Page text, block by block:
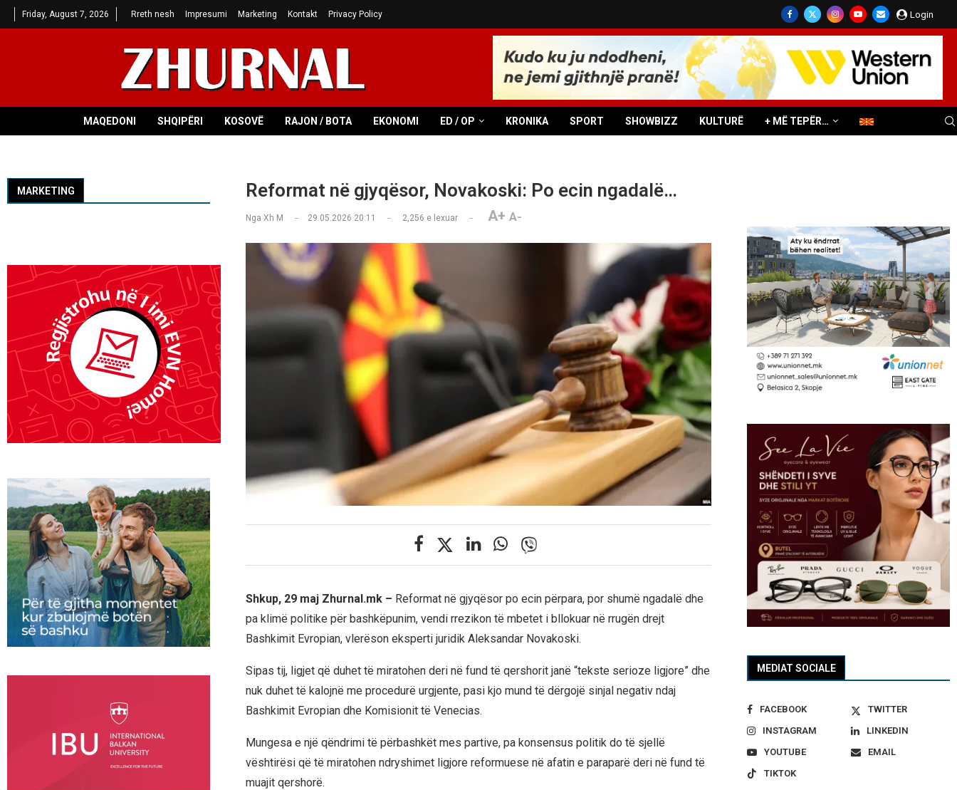
Friday, August 7, 2026 Rreth nesh Impresumi Marketing Kontakt Privacy Policy Login
MAQEDONI SHQIPËRI KOSOVË RAJON / BOTA EKONOMI ED / OP KRONIKA SPORT SHOWBIZZ KULTURË + MË TEPËR…
Reformat në gjyqësor, Novakoski: Po ecin ngadalë…
Nga Xh M 29.05.2026 20:11 2,256 e lexuar A+ A-
Shkup, 29 maj Zhurnal.mk – Reformat në gjyqësor po ecin përpara, por shumë ngadalë dhe
pa klimë politike për bashkëpunim, vendi rrezikon të mbetet i bllokuar në rrugën drejt
Bashkimit Evropian, vlerëson eksperti juridik Aleksandar Novakoski.
Sipas tij, ligjet që duhet të miratohen deri në fund të qershorit janë “tekste serioze ligjore” dhe
nuk duhet të kalojnë me procedurë urgjente, pasi kjo mund të dërgojë sinjal negativ ndaj
Bashkimit Evropian dhe Komisionit të Venecias.
Mungesa e një qëndrimi të përbashkët mes partive, pa konsensus politik do të sjellë
vështirësi që të miratohen ndryshimet ligjore reformuese në afatin e paraparë deri në fund të
muajit qershorë.
MEDIAT SOCIALE
FACEBOOK
TWITTER
INSTAGRAM
LINKEDIN
YOUTUBE
EMAIL
TIKTOK
MARKETING